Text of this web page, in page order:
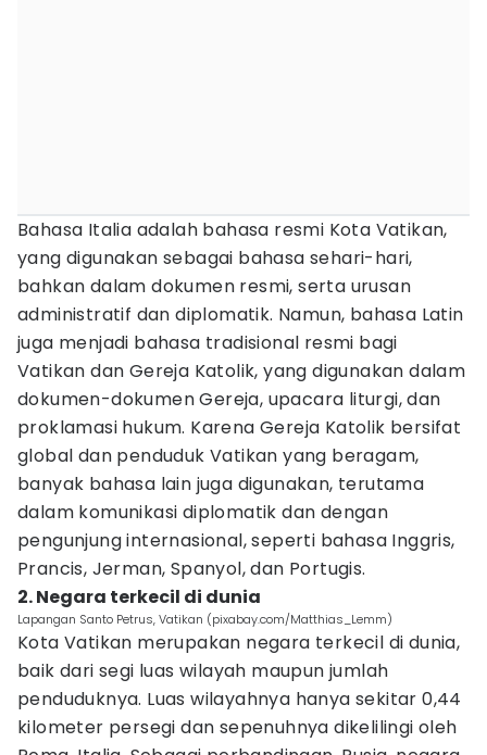
Bahasa Italia adalah bahasa resmi Kota Vatikan,
yang digunakan sebagai bahasa sehari-hari,
bahkan dalam dokumen resmi, serta urusan
administratif dan diplomatik. Namun, bahasa Latin
juga menjadi bahasa tradisional resmi bagi
Vatikan dan Gereja Katolik, yang digunakan dalam
dokumen-dokumen Gereja, upacara liturgi, dan
proklamasi hukum. Karena Gereja Katolik bersifat
global dan penduduk Vatikan yang beragam,
banyak bahasa lain juga digunakan, terutama
dalam komunikasi diplomatik dan dengan
pengunjung internasional, seperti bahasa Inggris,
Prancis, Jerman, Spanyol, dan Portugis.
2. Negara terkecil di dunia
Lapangan Santo Petrus, Vatikan (pixabay.com/Matthias_Lemm)
Kota Vatikan merupakan negara terkecil di dunia,
baik dari segi luas wilayah maupun jumlah
penduduknya. Luas wilayahnya hanya sekitar 0,44
kilometer persegi dan sepenuhnya dikelilingi oleh